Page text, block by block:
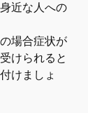
近な人への
場合症状が
けられると
けましょ